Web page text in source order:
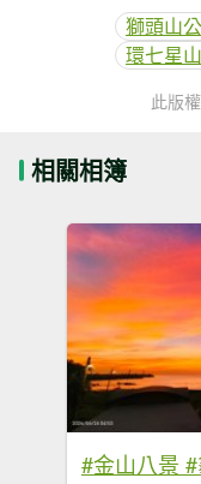
獅頭山
環七星
此版
相關相簿